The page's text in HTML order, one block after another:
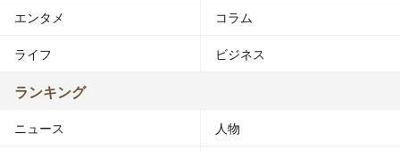
エンタメ コラム
ライフ ビジネス
ランキング
ニュース 人物